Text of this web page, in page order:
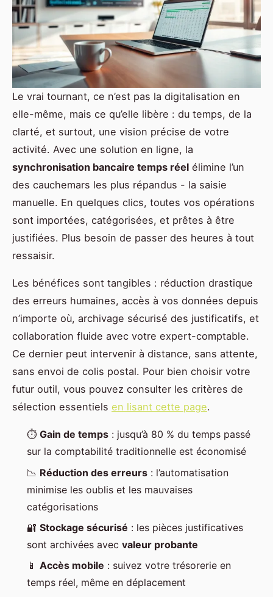
Le vrai tournant, ce n’est pas la digitalisation en
elle-même, mais ce qu’elle libère : du temps, de la
clarté, et surtout, une vision précise de votre
activité. Avec une solution en ligne, la
synchronisation bancaire temps réel élimine l’un
des cauchemars les plus répandus - la saisie
manuelle. En quelques clics, toutes vos opérations
sont importées, catégorisées, et prêtes à être
justifiées. Plus besoin de passer des heures à tout
ressaisir.
Les bénéfices sont tangibles : réduction drastique
des erreurs humaines, accès à vos données depuis
n’importe où, archivage sécurisé des justificatifs, et
collaboration fluide avec votre expert-comptable.
Ce dernier peut intervenir à distance, sans attente,
sans envoi de colis postal. Pour bien choisir votre
futur outil, vous pouvez consulter les critères de
sélection essentiels en lisant cette page.
⏱️ Gain de temps : jusqu’à 80 % du temps passé
sur la comptabilité traditionnelle est économisé
📉 Réduction des erreurs : l’automatisation
minimise les oublis et les mauvaises
catégorisations
🔐 Stockage sécurisé : les pièces justificatives
sont archivées avec valeur probante
📱 Accès mobile : suivez votre trésorerie en
temps réel, même en déplacement